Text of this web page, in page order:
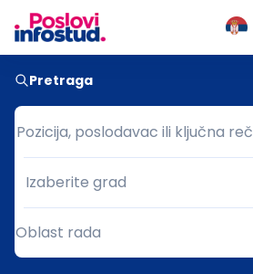
Pretraga
Pozicija, poslodavac ili ključna reč
Pozicija, poslodavac ili ključna reč
Grad
Izaberite grad
Oblast rada